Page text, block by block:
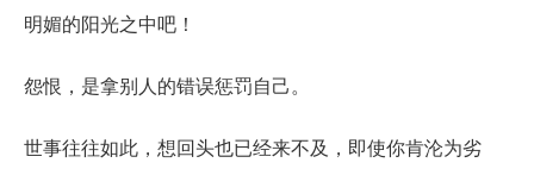
明媚的阳光之中吧！
怨恨，是拿别人的错误惩罚自己。
世事往往如此，想回头也已经来不及，即使你肯沦为劣